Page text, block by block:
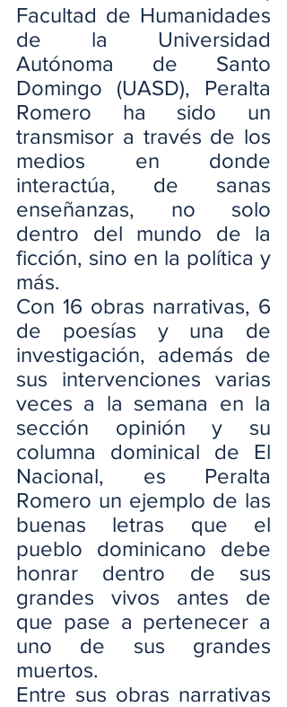
Facultad de Humanidades
de la Universidad
Autónoma de Santo
Domingo (UASD), Peralta
Romero ha sido un
transmisor a través de los
medios en donde
interactúa, de sanas
enseñanzas, no solo
dentro del mundo de la
ficción, sino en la política y
más.
Con 16 obras narrativas, 6
de poesías y una de
investigación, además de
sus intervenciones varias
veces a la semana en la
sección opinión y su
columna dominical de El
Nacional, es Peralta
Romero un ejemplo de las
buenas letras que el
pueblo dominicano debe
honrar dentro de sus
grandes vivos antes de
que pase a pertenecer a
uno de sus grandes
muertos.
Entre sus obras narrativas